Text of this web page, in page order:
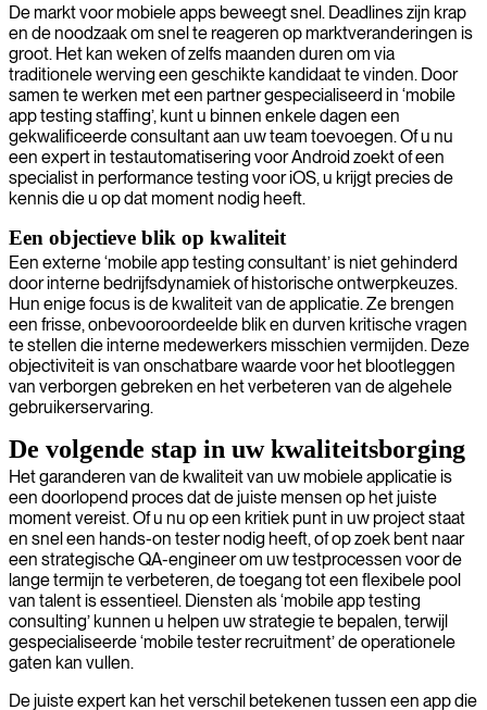
De markt voor mobiele apps beweegt snel. Deadlines zijn krap
en de noodzaak om snel te reageren op marktveranderingen is
groot. Het kan weken of zelfs maanden duren om via
traditionele werving een geschikte kandidaat te vinden. Door
samen te werken met een partner gespecialiseerd in ‘mobile
app testing staffing’, kunt u binnen enkele dagen een
gekwalificeerde consultant aan uw team toevoegen. Of u nu
een expert in testautomatisering voor Android zoekt of een
specialist in performance testing voor iOS, u krijgt precies de
kennis die u op dat moment nodig heeft.
Een objectieve blik op kwaliteit
Een externe ‘mobile app testing consultant’ is niet gehinderd
door interne bedrijfsdynamiek of historische ontwerpkeuzes.
Hun enige focus is de kwaliteit van de applicatie. Ze brengen
een frisse, onbevooroordeelde blik en durven kritische vragen
te stellen die interne medewerkers misschien vermijden. Deze
objectiviteit is van onschatbare waarde voor het blootleggen
van verborgen gebreken en het verbeteren van de algehele
gebruikerservaring.
De volgende stap in uw kwaliteitsborging
Het garanderen van de kwaliteit van uw mobiele applicatie is
een doorlopend proces dat de juiste mensen op het juiste
moment vereist. Of u nu op een kritiek punt in uw project staat
en snel een hands-on tester nodig heeft, of op zoek bent naar
een strategische QA-engineer om uw testprocessen voor de
lange termijn te verbeteren, de toegang tot een flexibele pool
van talent is essentieel. Diensten als ‘mobile app testing
consulting’ kunnen u helpen uw strategie te bepalen, terwijl
gespecialiseerde ‘mobile tester recruitment’ de operationele
gaten kan vullen.
De juiste expert kan het verschil betekenen tussen een app die